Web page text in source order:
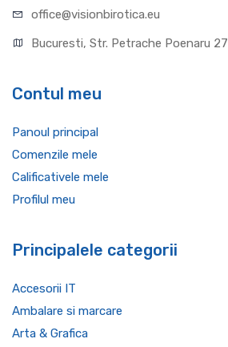
office@visionbirotica.eu
Bucuresti, Str. Petrache Poenaru 27
Contul meu
Panoul principal
Comenzile mele
Calificativele mele
Profilul meu
Principalele categorii
Accesorii IT
Ambalare si marcare
Arta & Grafica